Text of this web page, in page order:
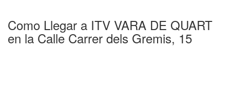
Como Llegar a ITV VARA DE QUART
en la Calle Carrer dels Gremis, 15